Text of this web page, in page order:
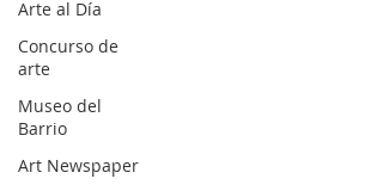
Arte al Día
Concurso de
arte
Museo del
Barrio
Art Newspaper